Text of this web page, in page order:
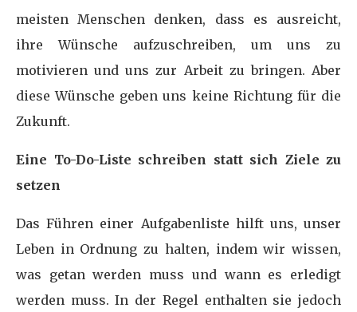
meisten Menschen denken, dass es ausreicht,
ihre Wünsche aufzuschreiben, um uns zu
motivieren und uns zur Arbeit zu bringen. Aber
diese Wünsche geben uns keine Richtung für die
Zukunft.
Eine To-Do-Liste schreiben statt sich Ziele zu
setzen
Das Führen einer Aufgabenliste hilft uns, unser
Leben in Ordnung zu halten, indem wir wissen,
was getan werden muss und wann es erledigt
werden muss. In der Regel enthalten sie jedoch